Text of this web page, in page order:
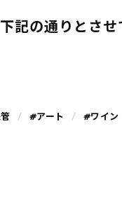
記の通りとさせ
#アート #ワイン